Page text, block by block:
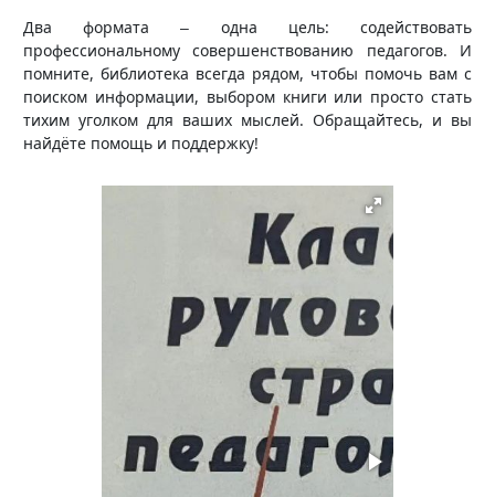
Два формата–
одна цель: содействовать
профессиональному совершенствованию педагогов. И
помните, библиотека всегда рядом, чтобы помочь вам с
поиском информации, выбором книги или просто стать
тихим уголком для ваших мыслей. Обращайтесь, и вы
найдёте помощь и поддержку!